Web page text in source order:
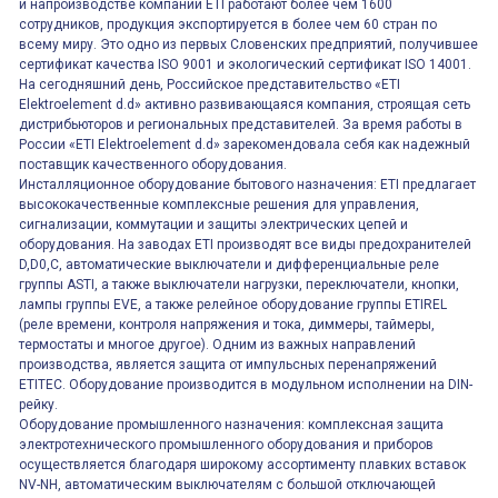
и напроизводстве компании ETI работают более чем 1600
сотрудников, продукция экспортируется в более чем 60 стран по
всему миру. Это одно из первых Словенских предприятий, получившее
сертификат качества ISO 9001 и экологический сертификат ISO 14001.
На сегодняшний день, Российское представительство «ETI
Elektroelement d.d» активно развивающаяся компания, строящая сеть
дистрибьюторов и региональных представителей. За время работы в
России «ETI Elektroelement d.d» зарекомендовала себя как надежный
поставщик качественного оборудования.
Инсталляционное оборудование бытового назначения: ETI предлагает
высококачественные комплексные решения для управления,
сигнализации, коммутации и защиты электрических цепей и
оборудования. На заводах ETI производят все виды предохранителей
D,D0,C, автоматические выключатели и дифференциальные реле
группы ASTI, а также выключатели нагрузки, переключатели, кнопки,
лампы группы EVE, а также релейное оборудование группы ETIREL
(реле времени, контроля напряжения и тока, диммеры, таймеры,
термостаты и многое другое). Одним из важных направлений
производства, является защита от импульсных перенапряжений
ETITEC. Оборудование производится в модульном исполнении на DIN-
рейку.
Оборудование промышленного назначения: комплексная защита
электротехнического промышленного оборудования и приборов
осуществляется благодаря широкому ассортименту плавких вставок
NV-NH, автоматическим выключателям с большой отключающей